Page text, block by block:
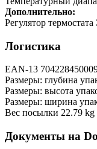
Дополнительно:
Регулятор
Логистика
EAN-13
Размеры: глубина
Размеры: высота
Размеры: ширина
Вес посылки 22.79 kg
Документы на